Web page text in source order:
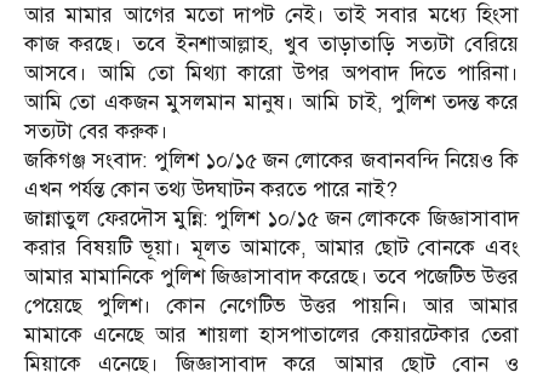
আর মামার আগের মতো দাপট নেই। তাই সবার মধ্যে হিংসা
কাজ করছে। তবে ইনশাআল্লাহ, খুব তাড়াতাড়ি সত্যটা বেরিয়ে
আসবে। আমি তো মিথ্যা কারো উপর অপবাদ দিতে পারিনা।
আমি তো একজন মুসলমান মানুষ। আমি চাই, পুলিশ তদন্ত করে
সত্যটা বের করুক।
জকিগঞ্জ সংবাদ: পুলিশ ১০/১৫ জন লোকের জবানবন্দি নিয়েও কি
এখন পর্যন্ত কোন তথ্য উদঘাটন করতে পারে নাই?
জান্নাতুল ফেরদৌস মুন্নি: পুলিশ ১০/১৫ জন লোককে জিজ্ঞাসাবাদ
করার বিষয়টি ভূয়া। মূলত আমাকে, আমার ছোট বোনকে এবং
আমার মামানিকে পুলিশ জিজ্ঞাসাবাদ করেছে। তবে পজেটিভ উত্তর
পেয়েছে পুলিশ। কোন নেগেটিভ উত্তর পায়নি। আর আমার
মামাকে এনেছে আর শায়লা হাসপাতালের কেয়ারটেকার তেরা
মিয়াকে এনেছে। জিজ্ঞাসাবাদ করে আমার ছোট বোন ও